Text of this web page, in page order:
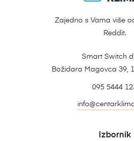
Zajedno s Vama više
Reddit.
Smart Switch
Božidara Magovca 39,
095 5444
Izbornik